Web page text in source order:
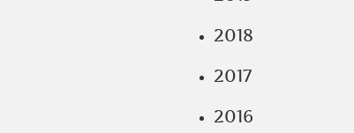
2018
2017
2016